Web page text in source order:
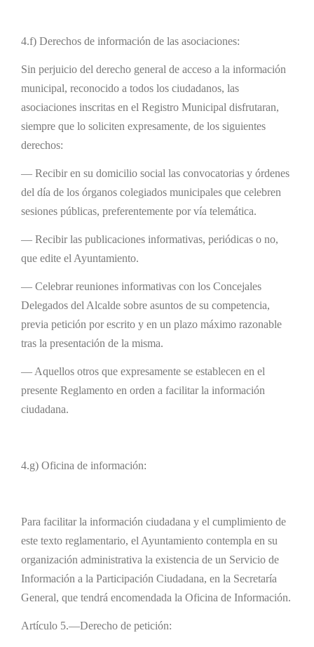
4.f) Derechos de información de las asociaciones:
Sin perjuicio del derecho general de acceso a la información
municipal, reconocido a todos los ciudadanos, las
asociaciones inscritas en el Registro Municipal disfrutaran,
siempre que lo soliciten expresamente, de los siguientes
derechos:
— Recibir en su domicilio social las convocatorias y órdenes
del día de los órganos colegiados municipales que celebren
sesiones públicas, preferentemente por vía telemática.
— Recibir las publicaciones informativas, periódicas o no,
que edite el Ayuntamiento.
— Celebrar reuniones informativas con los Concejales
Delegados del Alcalde sobre asuntos de su competencia,
previa petición por escrito y en un plazo máximo razonable
tras la presentación de la misma.
— Aquellos otros que expresamente se establecen en el
presente Reglamento en orden a facilitar la información
ciudadana.
4.g) Oficina de información:
Para facilitar la información ciudadana y el cumplimiento de
este texto reglamentario, el Ayuntamiento contempla en su
organización administrativa la existencia de un Servicio de
Información a la Participación Ciudadana, en la Secretaría
General, que tendrá encomendada la Oficina de Información.
Artículo 5.—Derecho de petición: